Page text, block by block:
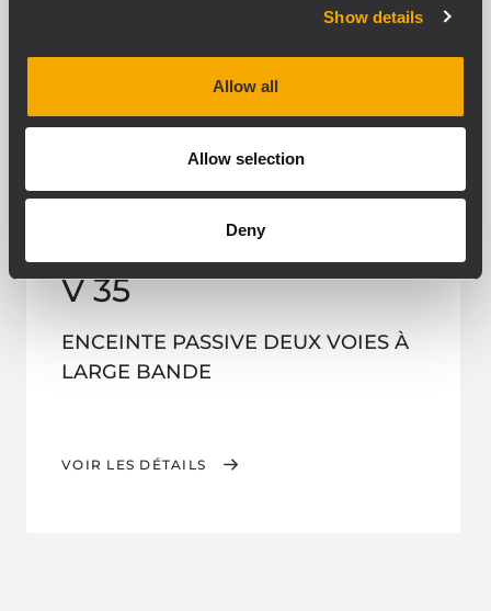
Show details
Allow all
Allow selection
Deny
V 35
ENCEINTE PASSIVE DEUX VOIES À
LARGE BANDE
VOIR LES DÉTAILS